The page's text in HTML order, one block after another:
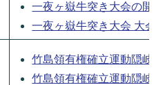
一夜ヶ嶽牛突き大会の開
一夜ヶ嶽牛突き大会 大会
竹島領有権確立運動隠岐
竹島領有権確立運動隠岐